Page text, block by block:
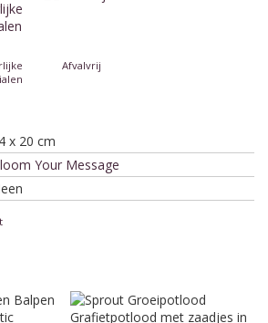
Afvalvrij
x 20 cm
Your Message